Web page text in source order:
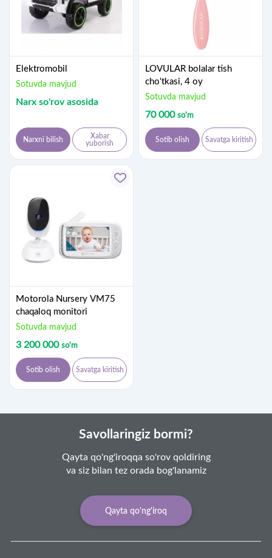
Elektromobil
Sotuvda mavjud
Narx so'rov asosida
Narxni bilish
Xabar
yuborish
LOVULAR bolalar tish
cho'tkasi, 4 oy
Sotuvda mavjud
70 000 so'm
Sotib olish Savatga kiritish
Motorola Nursery VM75
chaqaloq monitori
Sotuvda mavjud
3 200 000 so'm
Sotib olish Savatga kiritish
Savollaringiz bormi?
Qayta qo'ng'iroqqa so'rov qoldiring
va siz bilan tez orada bog'lanamiz
Qayta qo'ng'iroq